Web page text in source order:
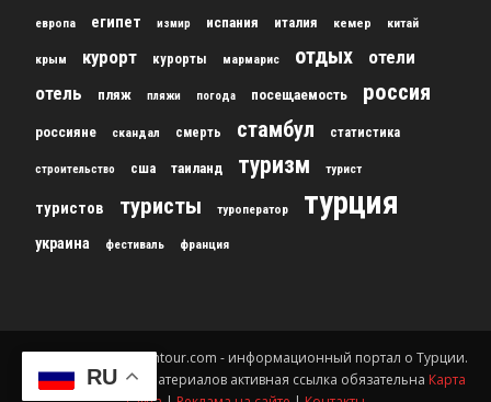
европа египет измир испания италия кемер китай
крым курорт курорты мармарис отдых
отели
отель
пляж пляжи погода посещаемость россия
россияне скандал смерть стамбул статистика
строительство сша таиланд туризм турист
туристов туристы туроператор турция
украина фестиваль франция
© 2012-2024 gursesintour.com - информационный портал о Турции.
При копировании материалов активная ссылка обязательна Карта
RU